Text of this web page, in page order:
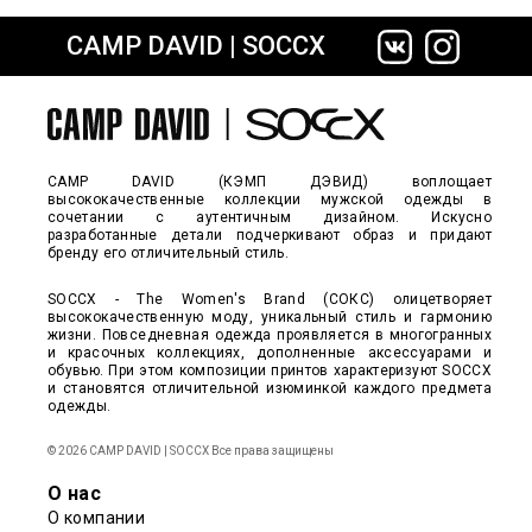
сайте СДЭК
CAMP DAVID | SOCCX
CAMP DAVID (КЭМП ДЭВИД) воплощает
высококачественные коллекции мужской одежды в
сочетании с аутентичным дизайном. Искусно
разработанные детали подчеркивают образ и придают
бренду его отличительный стиль.
SOCCX - The Women's Brand (СОКС) олицетворяет
высококачественную моду, уникальный стиль и гармонию
жизни. Повседневная одежда проявляется в многогранных
и красочных коллекциях, дополненные аксессуарами и
обувью. При этом композиции принтов характеризуют SOCCX
и становятся отличительной изюминкой каждого предмета
одежды.
© 2026 CAMP DAVID | SOCCX Все права защищены
О нас
О компании